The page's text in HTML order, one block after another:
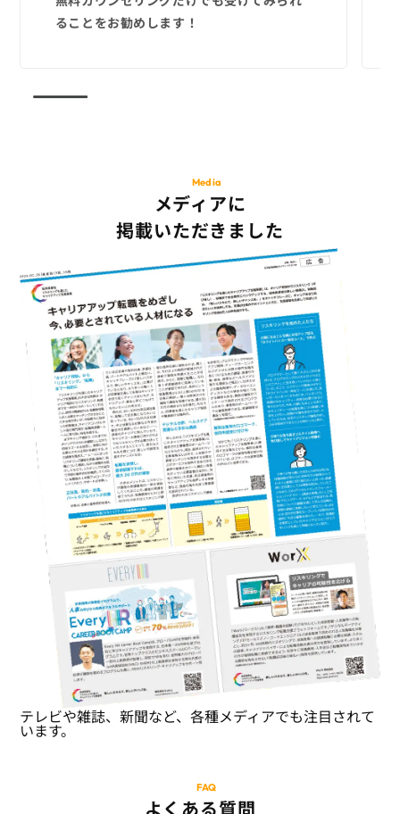
ることをお勧めします！
Media
メディアに
掲載いただきました
テレビや雑誌、新聞など、各種メディアでも注目されて
います。
FAQ
よくある質問